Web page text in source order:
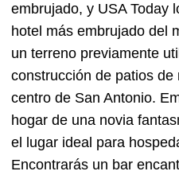
embrujado, y USA Today
hotel más embrujado del
un terreno previamente
construcción de patios de
centro de San Antonio.
hogar de una novia
el lugar ideal para
Encontrarás un bar